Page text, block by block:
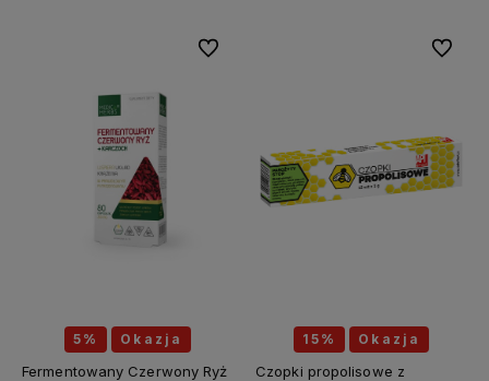
5% Okazja
Fermentowany Czerwony Ryż
Do ulubionych
15% Okazja
Czopki propolisowe z
Do